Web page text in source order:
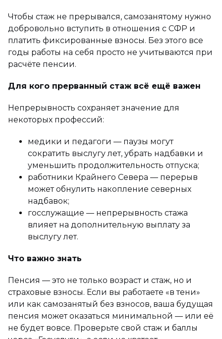
Чтобы стаж не прерывался, самозанятому нужно
добровольно вступить в отношения с СФР и
платить фиксированные взносы. Без этого все
годы работы на себя просто не учитываются при
расчёте пенсии.
Для кого прерванный стаж всё ещё важен
Непрерывность сохраняет значение для
некоторых профессий:
медики и педагоги — паузы могут
сократить выслугу лет, убрать надбавки и
уменьшить продолжительность отпуска;
работники Крайнего Севера — перерыв
может обнулить накопление северных
надбавок;
госслужащие — непрерывность стажа
влияет на дополнительную выплату за
выслугу лет.
Что важно знать
Пенсия — это не только возраст и стаж, но и
страховые взносы. Если вы работаете «в тени»
или как самозанятый без взносов, ваша будущая
пенсия может оказаться минимальной — или её
не будет вовсе. Проверьте свой стаж и баллы